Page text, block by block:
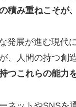
積み重ねこそが
発展が進む現代
、人間の持つ創
つこれらの能力